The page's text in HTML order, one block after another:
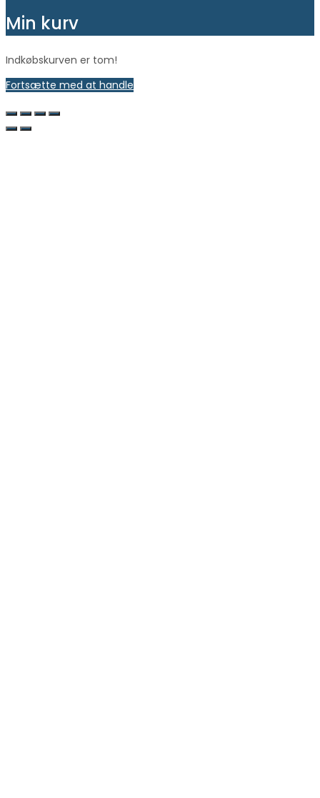
Min kurv
Indkøbskurven er tom!
Fortsætte med at handle